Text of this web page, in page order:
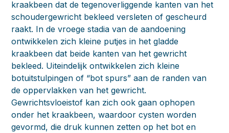
kraakbeen dat de tegenoverliggende kanten van het
schoudergewricht bekleed versleten of gescheurd
raakt. In de vroege stadia van de aandoening
ontwikkelen zich kleine putjes in het gladde
kraakbeen dat beide kanten van het gewricht
bekleed. Uiteindelijk ontwikkelen zich kleine
botuitstulpingen of “bot spurs” aan de randen van
de oppervlakken van het gewricht.
Gewrichtsvloeistof kan zich ook gaan ophopen
onder het kraakbeen, waardoor cysten worden
gevormd, die druk kunnen zetten op het bot en